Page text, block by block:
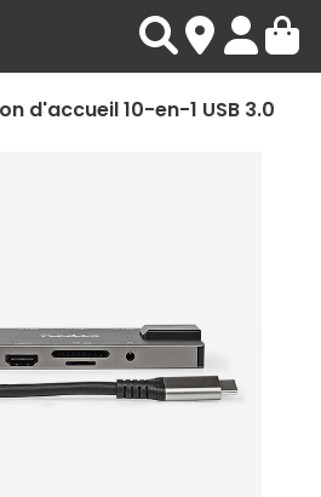
d'accueil 10-en-1 USB 3.0